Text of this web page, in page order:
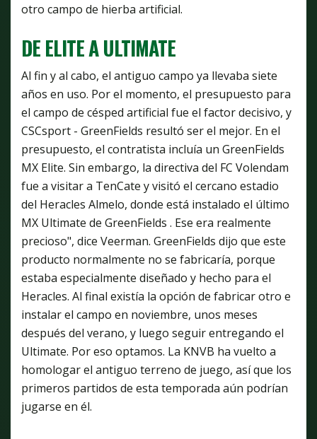
otro campo de hierba artificial.
DE ELITE A ULTIMATE
Al fin y al cabo, el antiguo campo ya llevaba siete
años en uso. Por el momento, el presupuesto para
el campo de césped artificial fue el factor decisivo, y
CSCsport - GreenFields resultó ser el mejor. En el
presupuesto, el contratista incluía un GreenFields
MX Elite. Sin embargo, la directiva del FC Volendam
fue a visitar a TenCate y visitó el cercano estadio
del Heracles Almelo, donde está instalado el último
MX Ultimate de GreenFields . Ese era realmente
precioso", dice Veerman. GreenFields dijo que este
producto normalmente no se fabricaría, porque
estaba especialmente diseñado y hecho para el
Heracles. Al final existía la opción de fabricar otro e
instalar el campo en noviembre, unos meses
después del verano, y luego seguir entregando el
Ultimate. Por eso optamos. La KNVB ha vuelto a
homologar el antiguo terreno de juego, así que los
primeros partidos de esta temporada aún podrían
jugarse en él.